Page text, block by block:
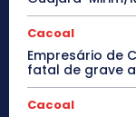
Cacoal
Empresário de
fatal de grave
Cacoal